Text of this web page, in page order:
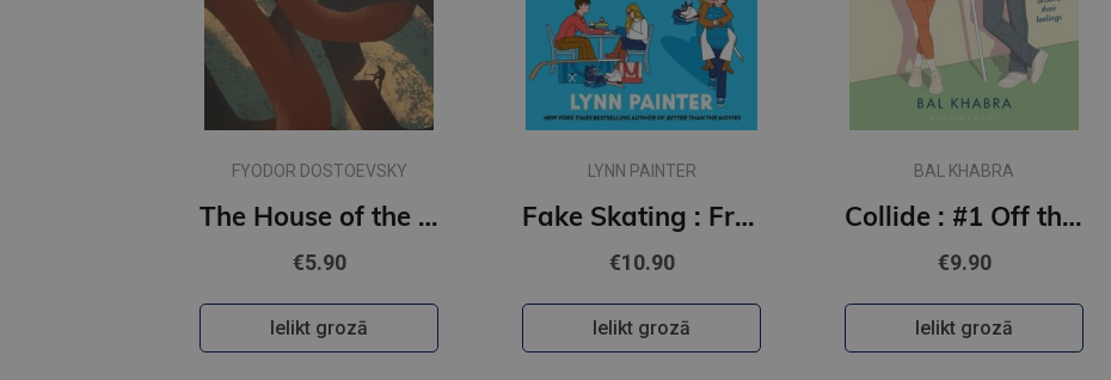
FYODOR DOSTOEVSKY
The House of the Dead / The Gambler (Wordsworth Classics)
€5.90
Ielikt grozā
LYNN PAINTER
Fake Skating : From the no. 1 bestselling author of Better than the Movies
€10.90
Ielikt grozā
BAL KHABRA
Collide : #1 Off the Ice series
€9.90
Ielikt grozā